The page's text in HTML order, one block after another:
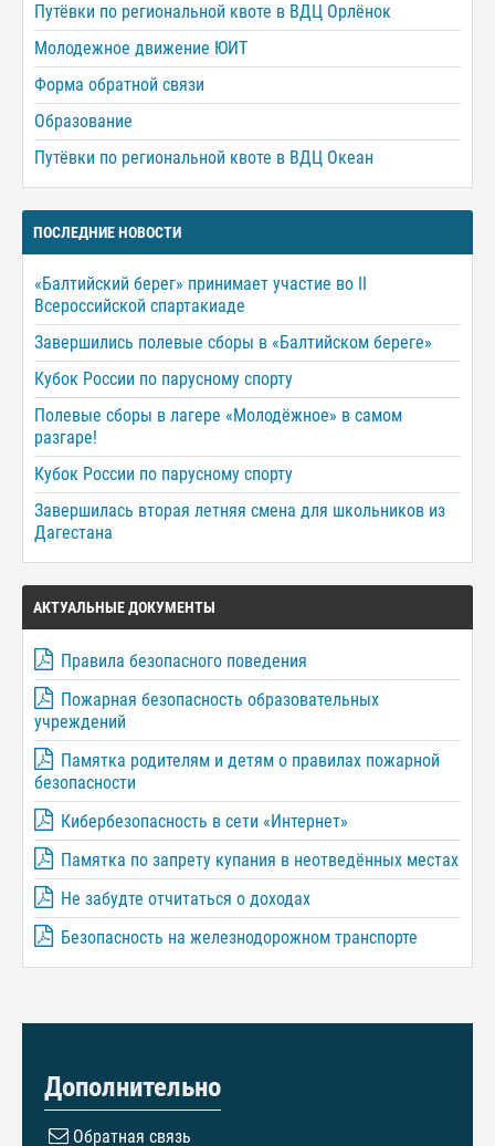
Путёвки по региональной квоте в ВДЦ Орлёнок
Молодежное движение ЮИТ
Форма обратной связи
Образование
Путёвки по региональной квоте в ВДЦ Океан
ПОСЛЕДНИЕ НОВОСТИ
«Балтийский берег» принимает участие во II
Всероссийской спартакиаде
Завершились полевые сборы в «Балтийском береге»
Кубок России по парусному спорту
Полевые сборы в лагере «Молодёжное» в самом
разгаре!
Кубок России по парусному спорту
Завершилась вторая летняя смена для школьников из
Дагестана
АКТУАЛЬНЫЕ ДОКУМЕНТЫ
Правила безопасного поведения
Пожарная безопасность образовательных
учреждений
Памятка родителям и детям о правилах пожарной
безопасности
Кибербезопасность в сети «Интернет»
Памятка по запрету купания в неотведённых местах
Не забудте отчитаться о доходах
Безопасность на железнодорожном транспорте
Дополнительно
Обратная связь